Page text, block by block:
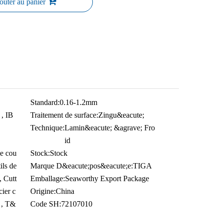
au panier
Standard:0.16-1.2mm
, IB
Traitement de surface:Zingu&eacute;
Technique:Lamin&eacute; &agrave; Fro
id
cou
de
Cutt
c
, T&
Stock:Stock
Marque D&eacute;pos&eacute;e:TIGA
Emballage:Seaworthy Export Package
Origine:China
Code SH:72107010